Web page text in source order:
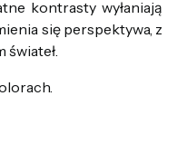
kontrasty wyłaniają
się perspektywa, z